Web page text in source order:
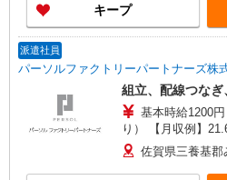
キープ
派遣社員
パーソルファクトリーパートナーズ株
組立、配線つなぎ
基本時給1200
り） 【月収例】
佐賀県三養基郡